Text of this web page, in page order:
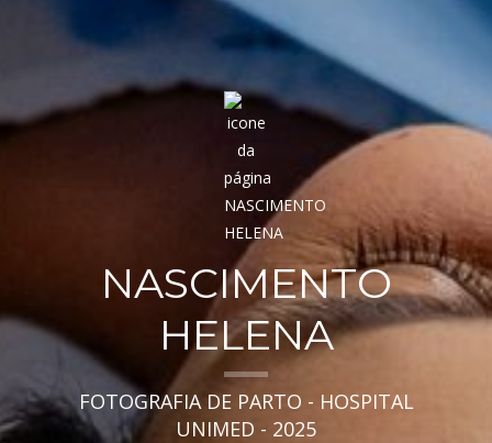
NASCIMENTO
HELENA
FOTOGRAFIA DE PARTO - HOSPITAL
UNIMED - 2025